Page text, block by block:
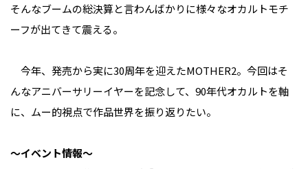
そんなブームの総決算と言わんばかりに様々なオカルトモチ
ーフが出てきて震える。
今年、発売から実に30周年を迎えたMOTHER2。今回はそ
んなアニバーサリーイヤーを記念して、90年代オカルトを軸
に、ムー的視点で作品世界を振り返りたい。
〜イベント情報〜